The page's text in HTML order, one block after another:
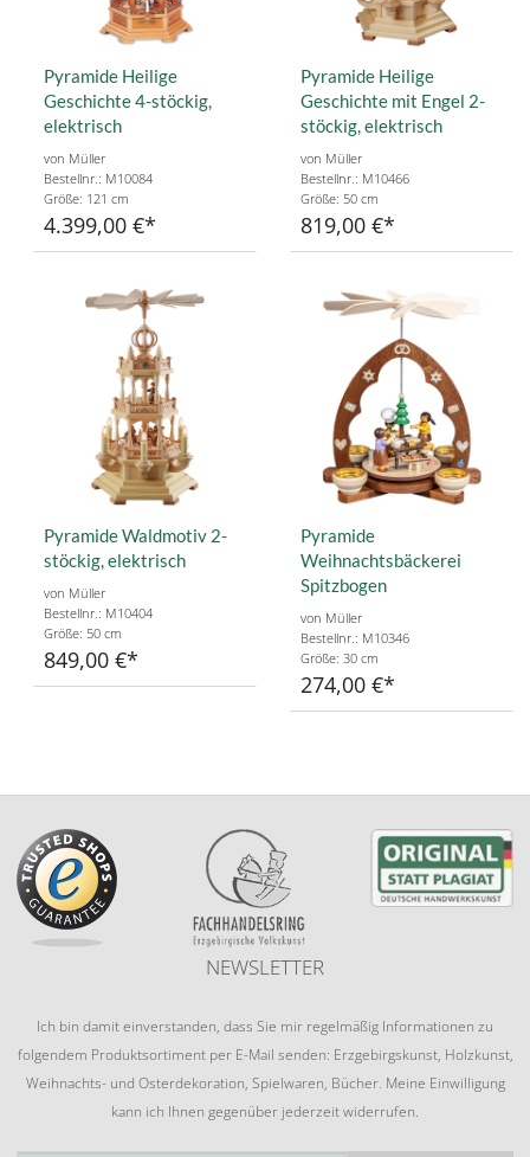
Pyramide Heilige
Geschichte 4-stöckig,
elektrisch
von Müller
Bestellnr.: M10084
Größe: 121 cm
4.399,00 €
Pyramide Heilige
Geschichte mit Engel 2-
stöckig, elektrisch
von Müller
Bestellnr.: M10466
Größe: 50 cm
819,00 €
Pyramide Waldmotiv 2-
stöckig, elektrisch
von Müller
Bestellnr.: M10404
Größe: 50 cm
849,00 €
Pyramide
Weihnachtsbäckerei
Spitzbogen
von Müller
Bestellnr.: M10346
Größe: 30 cm
274,00 €
NEWSLETTER
Ich bin damit einverstanden, dass Sie mir regelmäßig Informationen zu
folgendem Produktsortiment per E-Mail senden: Erzgebirgskunst, Holzkunst,
Weihnachts- und Osterdekoration, Spielwaren, Bücher. Meine Einwilligung
kann ich Ihnen gegenüber jederzeit widerrufen.